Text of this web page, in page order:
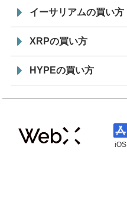
イーサリアムの買い方
XRPの買い方
HYPEの買い方
iOS